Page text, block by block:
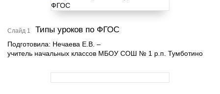
Слайд 1 Типы уроков по ФГОС
Подготовила: Нечаева Е.В. –
учитель начальных классов МБОУ СОШ № 1 р.п. Тумботино